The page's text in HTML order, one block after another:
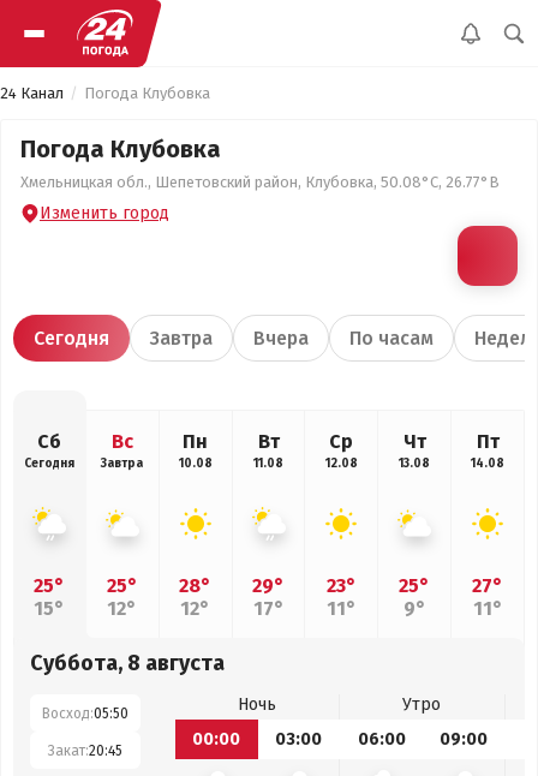
24 Канал Погода Клубовка
Погода Клубовка
Хмельницкая обл., Шепетовский район, Клубовка, 50.08°С, 26.77°В
Изменить город
Сегодня Завтра Вчера По часам
Сб
Сегодня
25°
15°
Вс
Завтра
25°
12°
Пн
10.08
28°
12°
Вт
11.08
29°
17°
Ср
12.08
23°
11°
Чт
13.08
25°
9°
Пт
14.08
27°
11°
Суббота, 8 августа
Восход:05:50
Закат:20:45
Ночь
Утро
00:00
03:00 06:00 09:00